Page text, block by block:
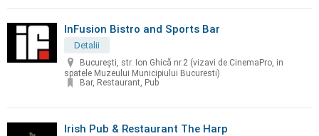
InFusion Bistro and Sports Bar
Detalii
București, str. Ion Ghică nr.2 (vizavi de CinemaPro, in
spatele Muzeului Municipiului Bucuresti)
Bar, Restaurant, Pub
Irish Pub & Restaurant The Harp